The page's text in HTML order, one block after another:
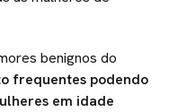
benignos do
frequentes podendo
em idade